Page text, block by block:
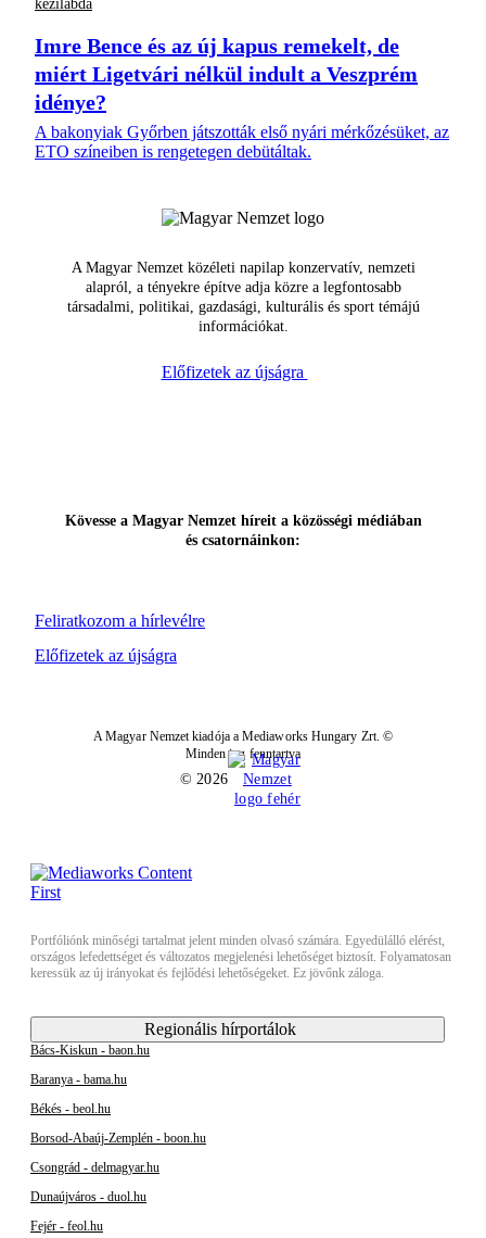
kézilabda
Imre Bence és az új kapus remekelt, de
miért Ligetvári nélkül indult a Veszprém
idénye?
A bakonyiak Győrben játszották első nyári mérkőzésüket, az
ETO színeiben is rengetegen debütáltak.
A Magyar Nemzet közéleti napilap konzervatív, nemzeti
alapról, a tényekre építve adja közre a legfontosabb
társadalmi, politikai, gazdasági, kulturális és sport témájú
információkat.
Előfizetek az újságra
Feliratkozom a hírlevélre
Kövesse a Magyar Nemzet híreit a közösségi médiában
és csatornáinkon:
Előfizetek az újságra
A Magyar Nemzet kiadója a Mediaworks Hungary Zrt. ©
Minden jog fenntartva
© 2026
Portfóliónk minőségi tartalmat jelent minden olvasó számára. Egyedülálló elérést,
országos lefedettséget és változatos megjelenési lehetőséget biztosít. Folyamatosan
keressük az új irányokat és fejlődési lehetőségeket. Ez jövőnk záloga.
Regionális hírportálok
Bács-Kiskun - baon.hu
Baranya - bama.hu
Békés - beol.hu
Borsod-Abaúj-Zemplén - boon.hu
Csongrád - delmagyar.hu
Dunaújváros - duol.hu
Fejér - feol.hu